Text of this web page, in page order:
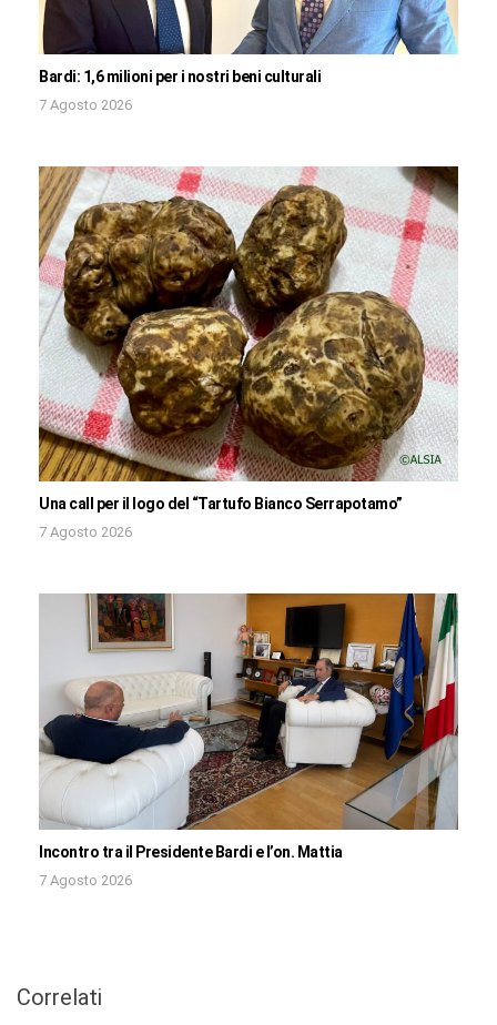
Bardi: 1,6 milioni per i nostri beni culturali
7 Agosto 2026
Una call per il logo del “Tartufo Bianco Serrapotamo”
7 Agosto 2026
Incontro tra il Presidente Bardi e l’on. Mattia
7 Agosto 2026
Correlati